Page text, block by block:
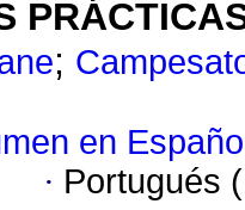
;
en
· Portugués